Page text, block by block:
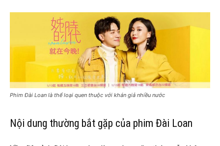
Phim Đài Loan là thể loại quen thuộc với khán giả nhiều nước
Nội dung thường bắt gặp của phim Đài Loan